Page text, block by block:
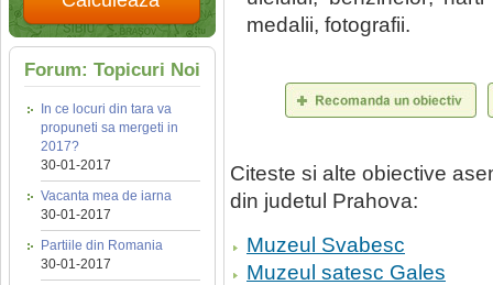
Forum: Topicuri Noi
In ce locuri din tara va
propuneti sa mergeti in
2017?
30-01-2017
Vacanta mea de iarna
30-01-2017
Partiile din Romania
30-01-2017
medalii, fotografii.
Citeste si alte obiective
din judetul Prahova:
Muzeul Svabesc
Muzeul satesc Gales